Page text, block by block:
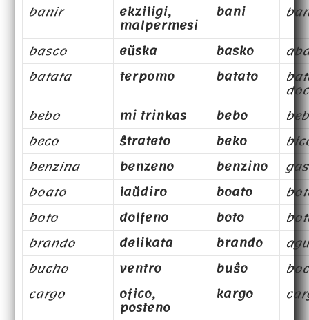
banir
ekziligi,
malpermesi
bani
basco
eŭska basko
batata
terpomo batato
bebo
mi trinkas bebo
beco
ŝtrateto beko
benzina
benzeno benzino
boato
laŭdiro boato
boto
dolfeno boto
brando
delikata brando
bucho
ventro buŝo
cargo
ofico,
posteno
kargo